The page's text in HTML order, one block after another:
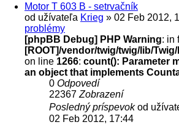
Motor T 603 B - setrvačník
od užívateľa Krieg » 02 Feb 2012,
problémy
[phpBB Debug] PHP Warning: in
[ROOT]/vendor/twig/twig/lib/
on line 1266: count(): Parameter
an object that implements
0 Odpovedí
22367 Zobrazení
Posledný príspevokod
02 Feb 2012, 17:44